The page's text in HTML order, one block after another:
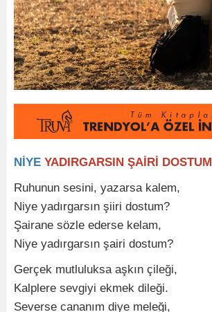
NİYE YADIRGARSIN ŞAİRİ DOSTUM
Ruhunun sesini, yazarsa kalem,
Niye yadırgarsın şiiri dostum?
Şairane sözle ederse kelam,
Niye yadırgarsın şairi dostum?
Gerçek mutluluksa aşkın çileği,
Kalplere sevgiyi ekmek dileği.
Severse cananım diye meleği,